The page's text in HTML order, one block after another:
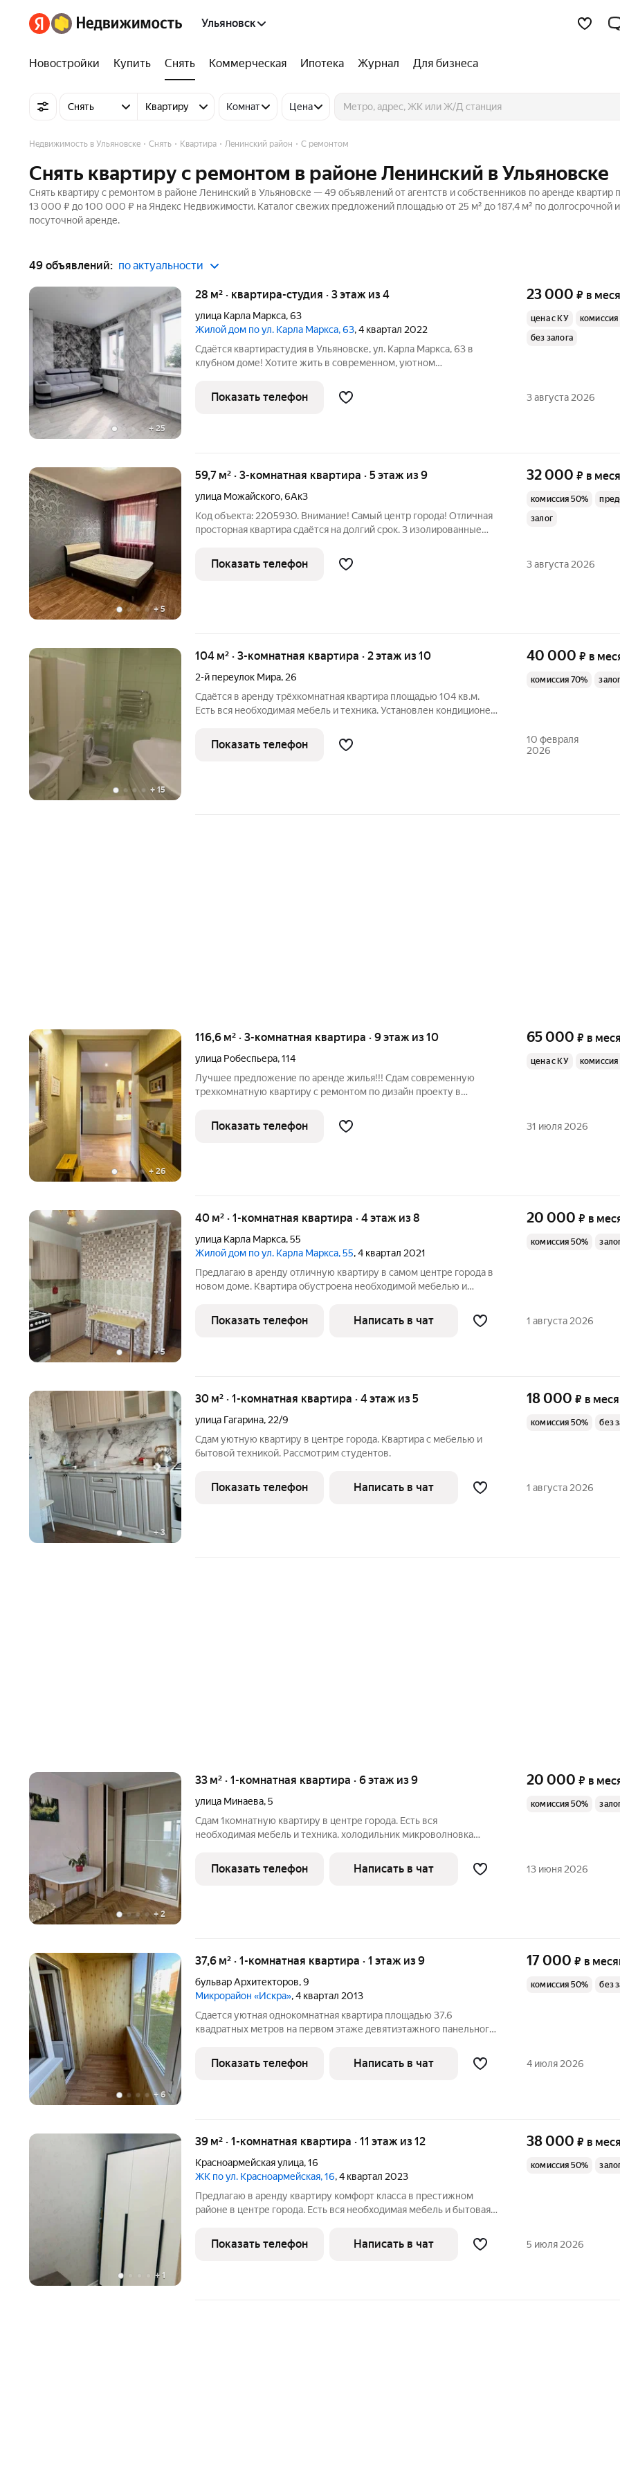
Ульяновск
Новостройки Купить Снять Коммерческая Ипотека Журнал Для бизнеса
Снять Квартиру Комнат Цена
Недвижимость в Ульяновске Снять Квартира Ленинский район С ремонтом
Снять квартиру с ремонтом в районе Ленинский в Ульяновске
Снять квартиру с ремонтом в районе Ленинский в Ульяновске — 49 объявлений от агентств и собственников по аренде квартир
13 000 ₽ до 100 000 ₽ на Яндекс Недвижимости. Каталог свежих предложений площадью от 25 м² до 187,4 м² по долгосрочной и
посуточной аренде.
49 объявлений: по актуальности
+ 25
28 м² · квартира-студия · 3 этаж из 4
улица Карла Маркса,63
Жилой дом по ул. Карла Маркса, 63, 4 квартал 2022
Сдаётся квартирастудия в Ульяновске, ул. Карла Маркса, 63 в
клубном доме! Хотите жить в современном, уютном
отличный выбор для одного человека или пары: компактная, но
продуманная планировка и
23 000 ₽ в
цена с КУ
комиссия
без залога
Показать телефон 3 августа 2026
+5
59,7 м² · 3-комнатная квартира · 5 этаж из 9
улица Можайского,6Ак3
Код объекта: 2205930. Внимание! Самый центр города! Отличная
просторная квартира сдаётся на долгий срок. 3 изолированные
необходимое: мебель - 2 дивана, двуспальная кровать, 4 шкафа,
комод; техника -
32 000 ₽ в
комиссия 50%
залог
Показать телефон 3 августа 2026
+ 15
104 м² · 3-комнатная квартира · 2 этаж из 10
2-й переулок Мира, 26
Сдаётся в аренду трёхкомнатная квартира площадью 104 кв.м.
Есть вся необходимая мебель и техника. Установлен кондиционер.
За более подробной информацией позвоните по телефону,
указанному в
40 000 ₽ в
комиссия 70%
Показать телефон
10 февраля
2026
+26
116,6 м² · 3-комнатная квартира · 9 этаж из 10
улица Робеспьера,114
Лучшее предложение по аренде жилья!!! Сдам современную
трехкомнатную квартиру с ремонтом по дизайн проекту в
квартире есть все для проживания, мебель, техника. Установлены
кондиционеры. Дом
65 000 ₽ в
цена с КУ комиссия
Показать телефон 31 июля 2026
+5
40 м² · 1-комнатная квартира · 4 этаж из 8
улица Карла Маркса,55
Жилой дом по ул. Карла Маркса, 55, 4 квартал 2021
Предлагаю в аренду отличную квартиру в самом центре города в
новом доме. Квартира обустроена необходимой мебелью и
или пишите в чат.
20 000 ₽ в
комиссия 50%
Показать телефон Написать в чат 1 августа 2026
+3
30 м² · 1-комнатная квартира · 4 этаж из 5
улица Гагарина, 22/9
Сдам уютную квартиру в центре города. Квартира с мебелью и
бытовой техникой. Рассмотрим студентов.
18 000 ₽ в
комиссия 50% без
Показать телефон Написать в чат 1 августа 2026
+2
33 м² · 1-комнатная квартира · 6 этаж из 9
улица Минаева,5
Сдам 1комнатную квартиру в центре города. Есть вся
необходимая мебель и техника. холодильник микроволновка
квартира. небольшой залог при заселении. возвращается потом.
20 000 ₽ в
комиссия 50%
Показать телефон Написать в чат 13 июня 2026
+6
37,6 м² · 1-комнатная квартира · 1 этаж из 9
бульвар Архитекторов,9
Микрорайон «Искра», 4 квартал 2013
Сдается уютная однокомнатная квартира площадью 37.6
квадратных метров на первом этаже девятиэтажного панельного
Архитекторов, 9. Дом построен в 2013 году и окружён
благоустроенной территорией
17 000 ₽ в
комиссия 50% без
Показать телефон Написать в чат 4 июля 2026
+ 1
39 м² · 1-комнатная квартира · 11 этаж из 12
Красноармейская улица,16
ЖК по ул. Красноармейская, 16, 4 квартал 2023
Предлагаю в аренду квартиру комфорт класса в престижном
районе в центре города. Есть вся необходимая мебель и бытовая
38 000 ₽ в
комиссия 50%
Показать телефон Написать в чат 5 июля 2026